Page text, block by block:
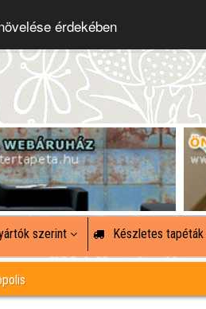
érdekében
szerint Készletes tapéták